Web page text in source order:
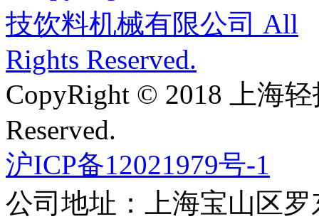
CopyRight © 2018 上海
Reserved.
沪ICP备12021979号-1
公司地址：上海宝山区罗